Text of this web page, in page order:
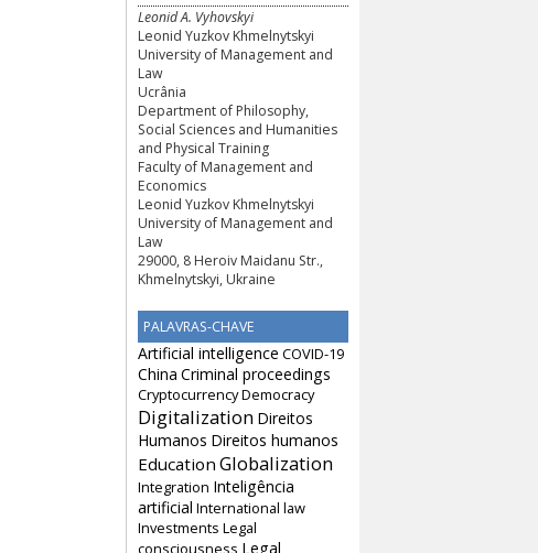
Leonid A. Vyhovskyi
Leonid Yuzkov Khmelnytskyi
University of Management and
Law
Ucrânia
Department of Philosophy,
Social Sciences and Humanities
and Physical Training
Faculty of Management and
Economics
Leonid Yuzkov Khmelnytskyi
University of Management and
Law
29000, 8 Heroiv Maidanu Str.,
Khmelnytskyi, Ukraine
PALAVRAS-CHAVE
Artificial intelligence COVID-19
China Criminal proceedings
CryptocurrencyDemocracy
Digitalization Direitos
Humanos Direitos humanos
Education Globalization
Integration Inteligência
artificial International law
Investments Legal
Legal